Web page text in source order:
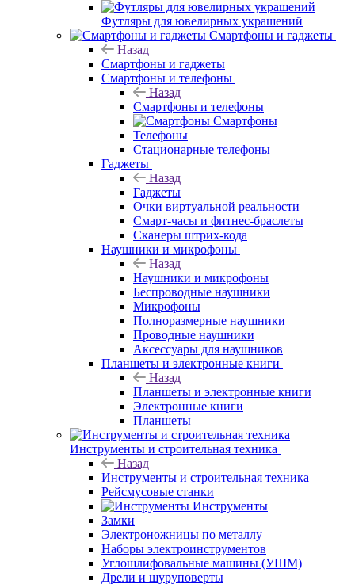
Футляры для ювелирных украшений
Смартфоны и гаджеты
Назад
Смартфоны и гаджеты
Смартфоны и телефоны
Назад
Смартфоны и телефоны
Смартфоны
Телефоны
Стационарные телефоны
Гаджеты
Назад
Гаджеты
Очки виртуальной реальности
Смарт-часы и фитнес-браслеты
Сканеры штрих-кода
Наушники и микрофоны
Назад
Наушники и микрофоны
Беспроводные наушники
Микрофоны
Полноразмерные наушники
Проводные наушники
Аксессуары для наушников
Планшеты и электронные книги
Назад
Планшеты и электронные книги
Электронные книги
Планшеты
Инструменты и строительная техника
Назад
Инструменты и строительная техника
Рейсмусовые станки
Инструменты
Замки
Электроножницы по металлу
Наборы электроинструментов
Углошлифовальные машины (УШМ)
Дрели и шуруповерты